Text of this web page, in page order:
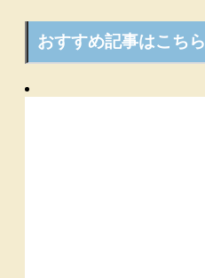
おすすめ記事はこちら